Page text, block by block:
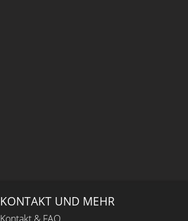
KONTAKT UND MEHR